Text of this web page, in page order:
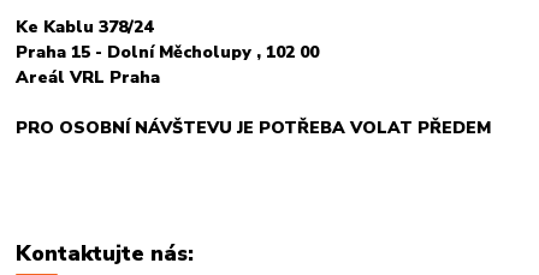
Ke Kablu 378/24
Praha 15 - Dolní Měcholupy , 102 00
Areál VRL Praha
PRO OSOBNÍ NÁVŠTEVU JE POTŘEBA VOLAT PŘEDEM
Kontaktujte nás: